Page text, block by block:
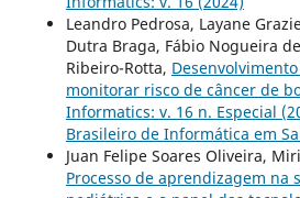
Leandro Pedrosa, Layane
Dutra Braga, Fábio Nogueira
Ribeiro-Rotta,
monitorar risco de câncer de
Informatics: v. 16 n. Especial
Brasileiro de Informática em
Juan Felipe Soares Oliveira,
Processo de aprendizagem na